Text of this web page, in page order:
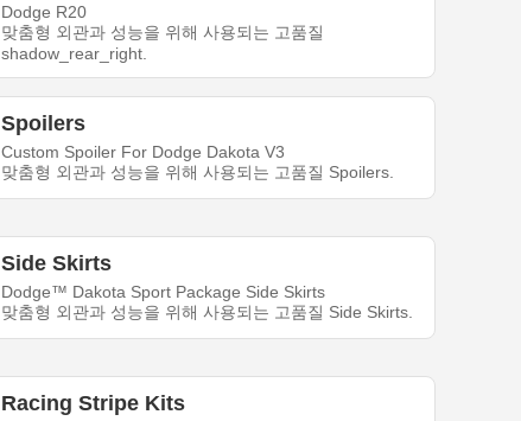
Dodge R20
맞춤형 외관과 성능을 위해 사용되는 고품질
shadow_rear_right.
Spoilers
Custom Spoiler For Dodge Dakota V3
맞춤형 외관과 성능을 위해 사용되는 고품질 Spoilers.
Side Skirts
Dodge™ Dakota Sport Package Side Skirts
맞춤형 외관과 성능을 위해 사용되는 고품질 Side Skirts.
Racing Stripe Kits